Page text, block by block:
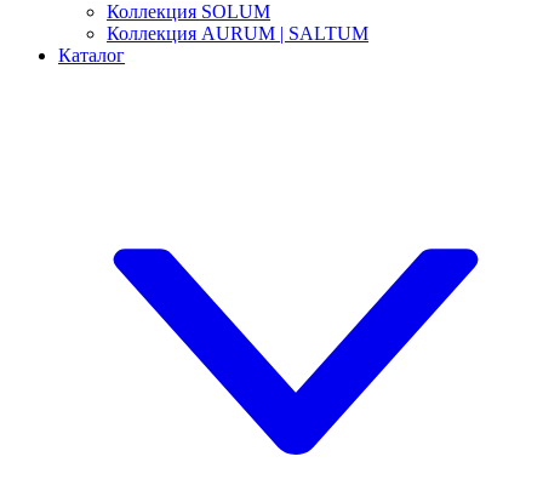
Коллекция SOLUM
Коллекция AURUM | SALTUM
Каталог